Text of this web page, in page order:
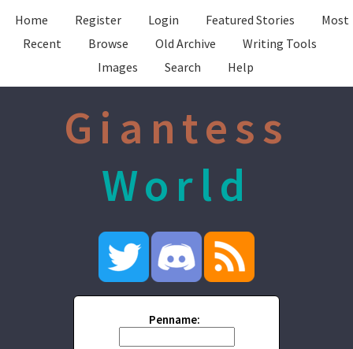
Home Register Login Featured Stories
Most
Recent
Browse Old Archive
Writing Tools
Images
Search Help
Giantess
World
Penname: